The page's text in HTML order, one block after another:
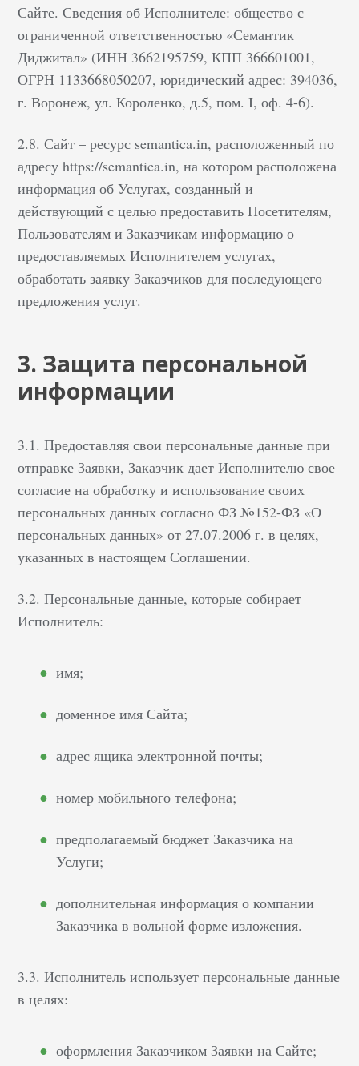
Сайте. Сведения об Исполнителе: общество с
ограниченной ответственностью «Семантик
Диджитал» (ИНН 3662195759, КПП 366601001,
ОГРН 1133668050207, юридический адрес: 394036,
г. Воронеж, ул. Короленко, д.5, пом. I, оф. 4-6).
2.8. Сайт – ресурс semantica.in, расположенный по
адресу https://semantica.in, на котором расположена
информация об Услугах, созданный и
действующий с целью предоставить Посетителям,
Пользователям и Заказчикам информацию о
предоставляемых Исполнителем услугах,
обработать заявку Заказчиков для последующего
предложения услуг.
3. Защита персональной
информации
3.1. Предоставляя свои персональные данные при
отправке Заявки, Заказчик дает Исполнителю свое
согласие на обработку и использование своих
персональных данных согласно ФЗ №152-ФЗ «О
персональных данных» от 27.07.2006 г. в целях,
указанных в настоящем Соглашении.
3.2. Персональные данные, которые собирает
Исполнитель:
имя;
доменное имя Сайта;
адрес ящика электронной почты;
номер мобильного телефона;
предполагаемый бюджет Заказчика на
Услуги;
дополнительная информация о компании
Заказчика в вольной форме изложения.
3.3. Исполнитель использует персональные данные
в целях:
оформления Заказчиком Заявки на Сайте;